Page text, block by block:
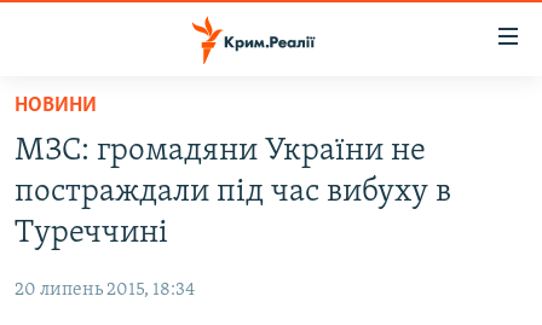
Перейти
основного
матеріалу
Перейти
до
основної
ВОДА.КРИМ
ВІДЕО ТА ФОТО
БЛОГИ
НОВИНИ
МЗС: громадяни України не
постраждали під час вибуху в
Туреччині
20 липень 2015, 18:34